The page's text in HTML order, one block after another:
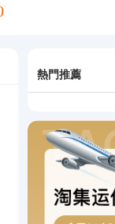
熱門推薦